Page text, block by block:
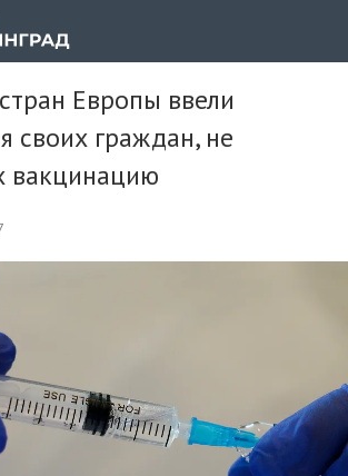
Европы ввели
своих граждан, не
вакцинацию